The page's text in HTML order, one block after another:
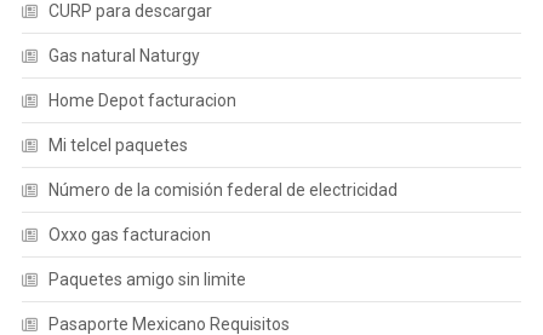
CURP para descargar
Gas natural Naturgy
Home Depot facturacion
Mi telcel paquetes
Número de la comisión federal de electricidad
Oxxo gas facturacion
Paquetes amigo sin limite
Pasaporte Mexicano Requisitos